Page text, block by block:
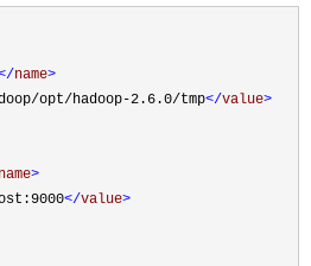
name>
opt/hadoop-2.6.0/tmp</value>
name>
</value>